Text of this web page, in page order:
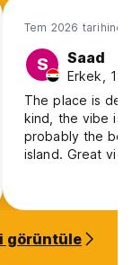
Tem 2026 tarihinde
S Saad
Erkek,
The place is
kind, the vibe is
probably the
island. Great view, clean rooms
Charlotte, Anna
Staying here is a
görüntüle